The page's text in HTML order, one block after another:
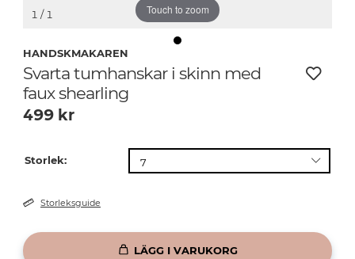
Touch to zoom
1 / 1
HANDSKMAKAREN
Svarta tumhanskar i skinn med
faux shearling
499 kr
Storlek:
Storleksguide
LÄGG I VARUKORG